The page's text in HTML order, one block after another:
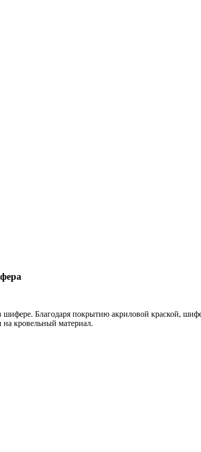
Благодаря покрытию акриловой краской,
на кровельный материал.